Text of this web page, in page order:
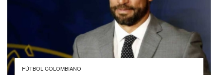
FÚTBOL COLOMBIANO